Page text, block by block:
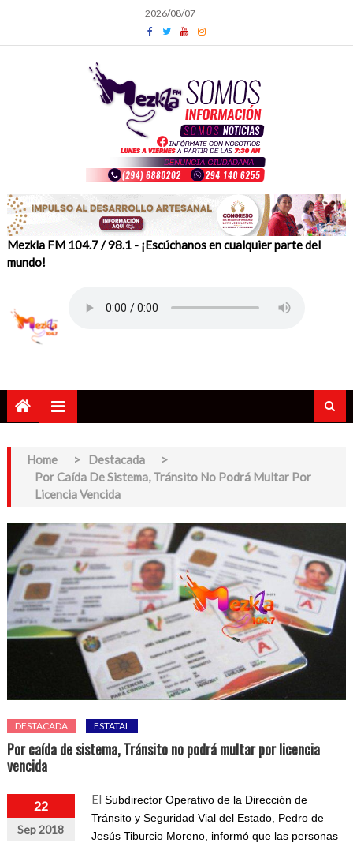
content
2026/08/07
Mezkla FM 104.7 / 98.1 - ¡Escúchanos en cualquier parte del
mundo!
Home > Destacada
>
Por Caída De Sistema, Tránsito No Podrá Multar Por
Licencia Vencida
DESTACADA ESTATAL
Por caída de sistema, Tránsito no podrá multar por licencia
vencida
22
Sep 2018
El Subdirector Operativo de la Dirección de
Tránsito y Seguridad Vial del Estado, Pedro de
Jesús Tiburcio Moreno, informó que las personas